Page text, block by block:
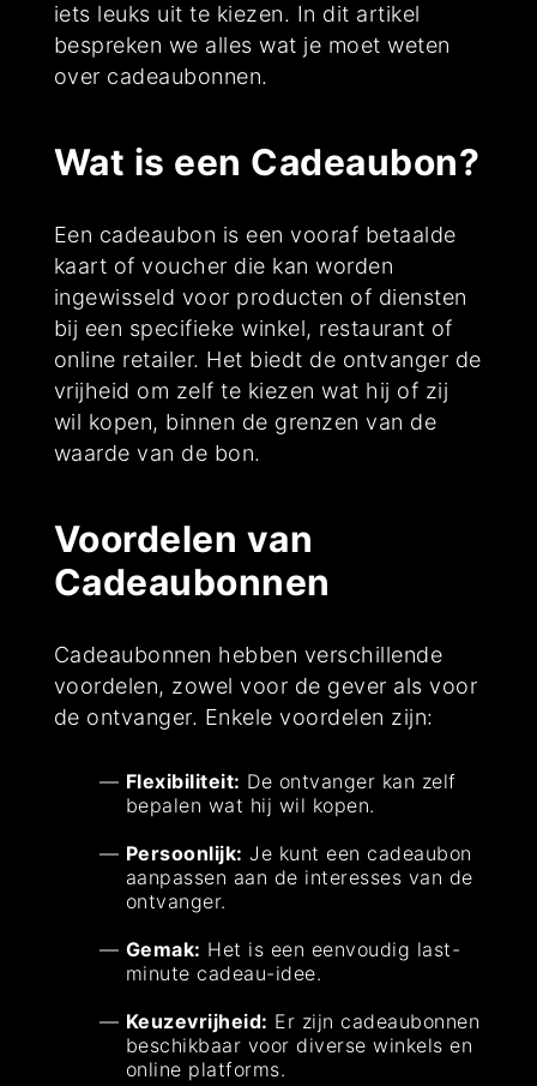
iets leuks uit te kiezen. In dit artikel
bespreken we alles wat je moet weten
over cadeaubonnen.
Wat is een Cadeaubon?
Een cadeaubon is een vooraf betaalde
kaart of voucher die kan worden
ingewisseld voor producten of diensten
bij een specifieke winkel, restaurant of
online retailer. Het biedt de ontvanger de
vrijheid om zelf te kiezen wat hij of zij
wil kopen, binnen de grenzen van de
waarde van de bon.
Voordelen van
Cadeaubonnen
Cadeaubonnen hebben verschillende
voordelen, zowel voor de gever als voor
de ontvanger. Enkele voordelen zijn:
Flexibiliteit: De ontvanger kan zelf
bepalen wat hij wil kopen.
Persoonlijk: Je kunt een cadeaubon
aanpassen aan de interesses van de
ontvanger.
Gemak: Het is een eenvoudig last-
minute cadeau-idee.
Keuzevrijheid: Er zijn cadeaubonnen
beschikbaar voor diverse winkels en
online platforms.